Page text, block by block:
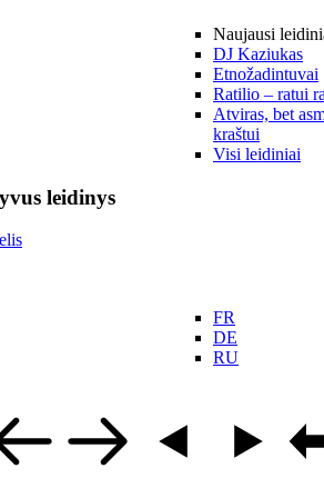
Naujausi
DJ Kaziukas
Etnožadintuvai
Ratilio – ratui
Atviras, bet
kraštui
Visi leidiniai
leidinys
FR
DE
RU